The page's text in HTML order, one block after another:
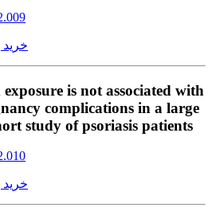
خرید
is not associated with
complications in a large
study of psoriasis patients
خرید